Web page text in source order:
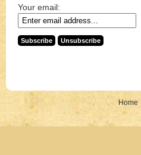
Your email:
Home